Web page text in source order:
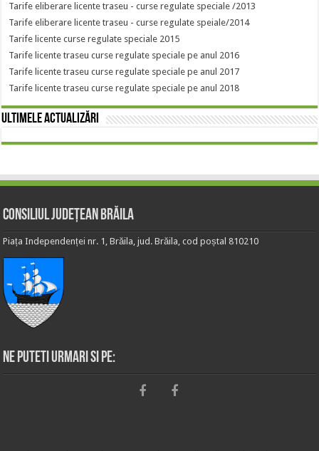
Tarife eliberare licente traseu - curse regulate speciale /2013
Tarife eliberare licente traseu - curse regulate speiale/2014
Tarife licente curse regulate speciale 2015
Tarife licente traseu curse regulate speciale pe anul 2016
Tarife licente traseu curse regulate speciale pe anul 2017
Tarife licente traseu curse regulate speciale pe anul 2018
Ultimele actualizări
Consiliul Județean Brăila
Piața Independenței nr. 1, Brăila, jud. Brăila, cod poștal 810210
Ne puteti urmari si pe: